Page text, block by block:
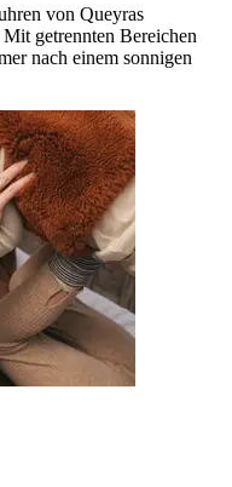
von Queyras
getrennten Bereichen
nach einem sonnigen